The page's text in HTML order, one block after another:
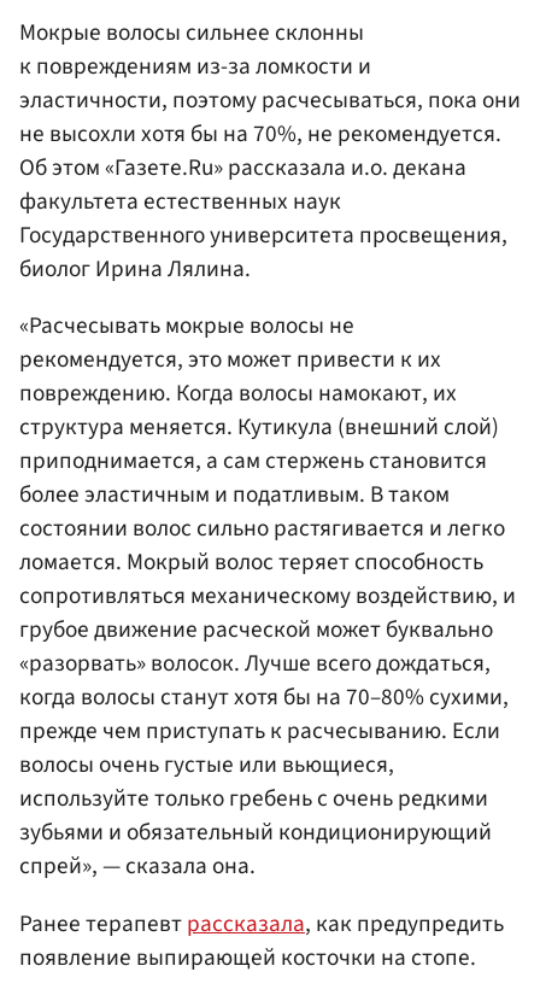
Мокрые волосы сильнее склонны
к повреждениям из-за ломкости и
эластичности, поэтому расчесываться, пока они
не высохли хотя бы на 70%, не рекомендуется.
Об этом «Газете.Ru» рассказала и.о. декана
факультета естественных наук
Государственного университета просвещения,
биолог Ирина Лялина.
«Расчесывать мокрые волосы не
рекомендуется, это может привести к их
повреждению. Когда волосы намокают, их
структура меняется. Кутикула (внешний слой)
приподнимается, а сам стержень становится
более эластичным и податливым. В таком
состоянии волос сильно растягивается и легко
ломается. Мокрый волос теряет способность
сопротивляться механическому воздействию, и
грубое движение расческой может буквально
«разорвать» волосок. Лучше всего дождаться,
когда волосы станут хотя бы на 70–80% сухими,
прежде чем приступать к расчесыванию. Если
волосы очень густые или вьющиеся,
используйте только гребень с очень редкими
зубьями и обязательный кондиционирующий
спрей», — сказала она.
Ранее терапевтрассказала, как предупредить
появление выпирающей косточки на стопе.